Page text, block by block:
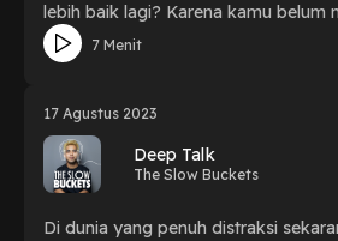
lebih baik lagi? Karena kamu belum
terbaik dari dirimu. Kamu masih
belum mengikuti kata hatimu untuk
7 Menit
17 Agustus 2023
Deep Talk
The Slow Buckets
Di dunia yang penuh distraksi